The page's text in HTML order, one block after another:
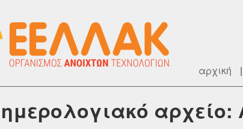
αρχική |
αρχείο: